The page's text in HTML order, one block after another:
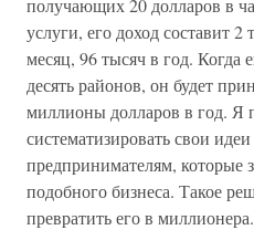
получающих 20 долларов в
услуги, его доход составит
месяц, 96 тысяч в год. Когда
десять районов, он будет
миллионы долларов в год. Я
систематизировать свои
предпринимателям, которые
подобного бизнеса. Такое
превратить его в